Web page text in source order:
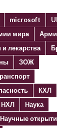
microsoft
мира
лекарства
ЗОЖ
КХЛ
НХЛ
Наука
Научные